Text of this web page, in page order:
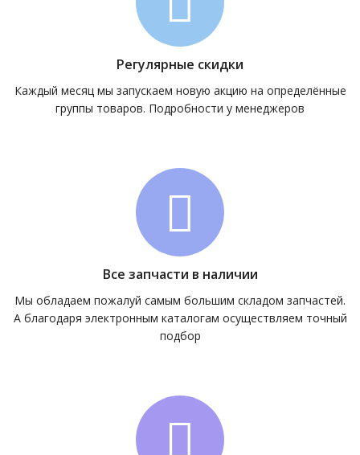
Регулярные скидки
Каждый месяц мы запускаем новую акцию на определённые
группы товаров. Подробности у менеджеров
Все запчасти в наличии
Мы обладаем пожалуй самым большим складом запчастей.
А благодаря электронным каталогам осуществляем точный
подбор